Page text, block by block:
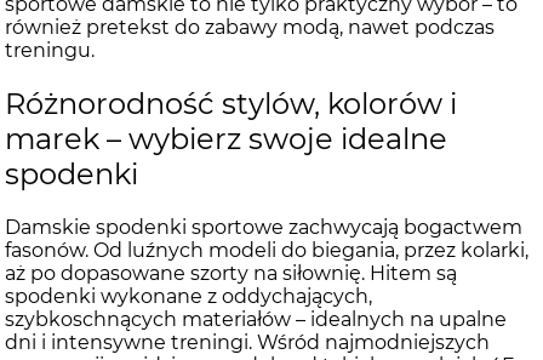
również pretekst do zabawy modą, nawet podczas
treningu.
Różnorodność stylów, kolorów i
marek – wybierz swoje idealne
spodenki
Damskie spodenki sportowe zachwycają bogactwem
fasonów. Od luźnych modeli do biegania, przez kolarki,
aż po dopasowane szorty na siłownię. Hitem są
spodenki wykonane z oddychających,
szybkoschnących materiałów – idealnych na upalne
dni i intensywne treningi. Wśród najmodniejszych